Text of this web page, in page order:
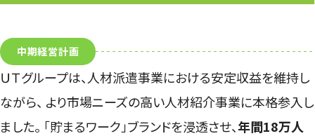
中期経営計画
ＵＴグループは、人材派遣事業における安定収益を維持し
ながら、 より市場ニーズの高い人材紹介事業に本格参入し
ました。 「貯まるワーク」ブランドを浸透させ、年間18万人